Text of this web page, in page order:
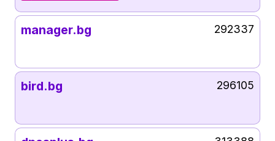
manager.bg 292337
bird.bg 296105